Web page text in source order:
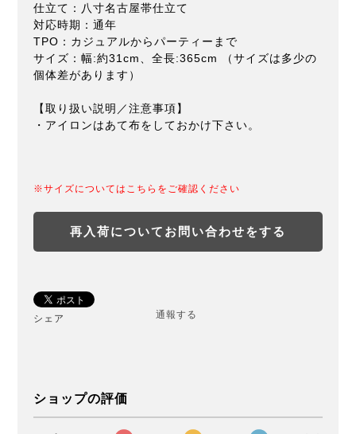
仕立て：八寸名古屋帯仕立て
対応時期：通年
TPO：カジュアルからパーティーまで
サイズ：幅:約31cm、全長:365cm （サイズは多少の
個体差があります）
【取り扱い説明／注意事項】
・アイロンはあて布をしておかけ下さい。
※サイズについてはこちらをご確認ください
再入荷についてお問い合わせをする
シェア 通報する
ショップの評価